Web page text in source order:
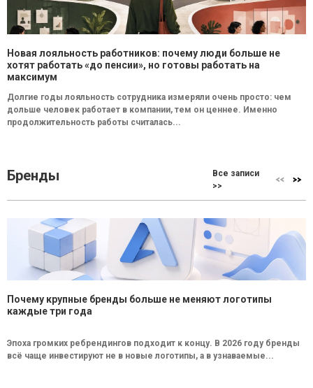
Новая лояльность работников: почему люди больше не
хотят работать «до пенсии», но готовы работать на
максимум
Долгие годы лояльность сотрудника измеряли очень просто: чем
дольше человек работает в компании, тем он ценнее. Именно
продолжительность работы считалась...
Бренды
Все записи
>>
Почему крупные бренды больше не меняют логотипы
каждые три года
Эпоха громких ребрендингов подходит к концу. В 2026 году бренды
всё чаще инвестируют не в новые логотипы, а в узнаваемые...